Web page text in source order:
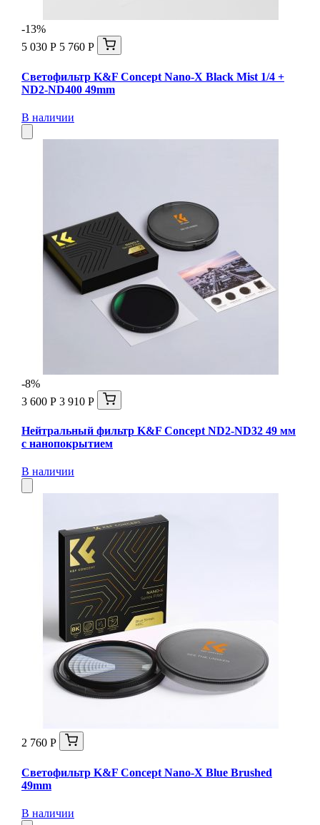
-13%
5 030 Р 5 760 Р
Светофильтр K&F Concept Nano-X Black Mist 1/4 +
ND2-ND400 49mm
В наличии
-8%
3 600 Р 3 910 Р
Нейтральный фильтр K&F Concept ND2-ND32 49 мм
с нанопокрытием
В наличии
2 760 Р
Светофильтр K&F Concept Nano-X Blue Brushed
49mm
В наличии